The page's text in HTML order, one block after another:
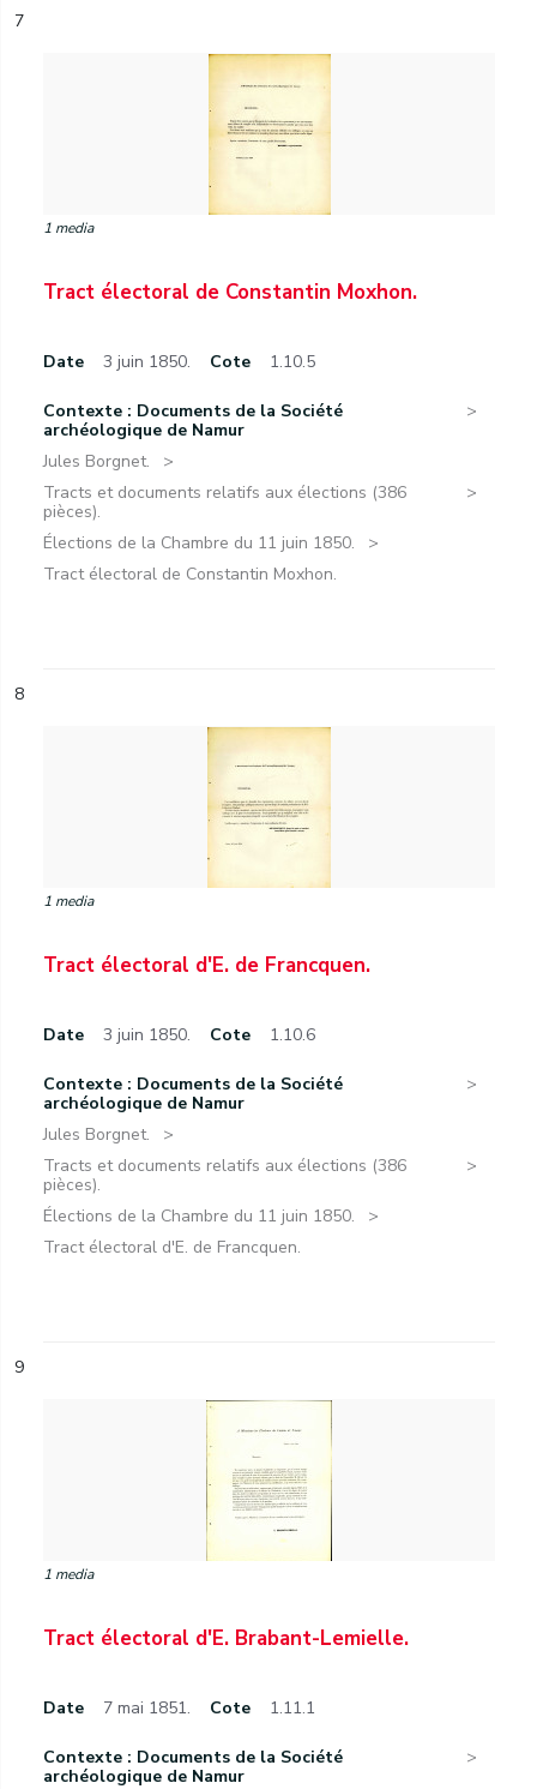
7
1 media
Tract électoral de Constantin Moxhon.
Date 3 juin 1850. Cote 1.10.5
Contexte : Documents de la Société
archéologique de Namur
Jules Borgnet.
Tracts et documents relatifs aux élections (386
pièces).
Élections de la Chambre du 11 juin 1850.
Tract électoral de Constantin Moxhon.
8
1 media
Tract électoral d'E. de Francquen.
Date 3 juin 1850. Cote 1.10.6
Contexte : Documents de la Société
archéologique de Namur
Jules Borgnet.
Tracts et documents relatifs aux élections (386
pièces).
Élections de la Chambre du 11 juin 1850.
Tract électoral d'E. de Francquen.
9
1 media
Tract électoral d'E. Brabant-Lemielle.
Date 7 mai 1851. Cote 1.11.1
Contexte : Documents de la Société
archéologique de Namur